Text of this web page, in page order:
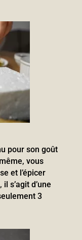
pour son goût
vous
et l’épicer
s’agit d’une
3